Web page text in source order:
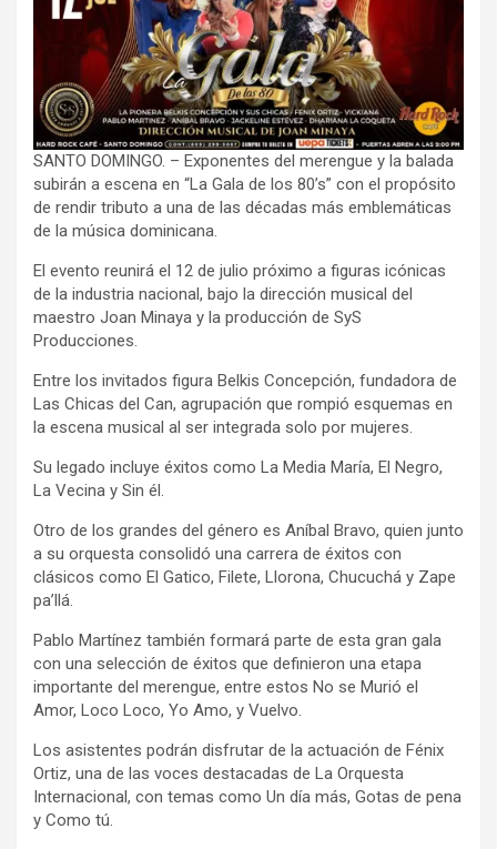
SANTO DOMINGO. – Exponentes del merengue y la balada
subirán a escena en “La Gala de los 80’s” con el propósito
de rendir tributo a una de las décadas más emblemáticas
de la música dominicana.
El evento reunirá el 12 de julio próximo a figuras icónicas
de la industria nacional, bajo la dirección musical del
maestro Joan Minaya y la producción de SyS
Producciones.
Entre los invitados figura Belkis Concepción, fundadora de
Las Chicas del Can, agrupación que rompió esquemas en
la escena musical al ser integrada solo por mujeres.
Su legado incluye éxitos como La Media María, El Negro,
La Vecina y Sin él.
Otro de los grandes del género es Aníbal Bravo, quien junto
a su orquesta consolidó una carrera de éxitos con
clásicos como El Gatico, Filete, Llorona, Chucuchá y Zape
pa’llá.
Pablo Martínez también formará parte de esta gran gala
con una selección de éxitos que definieron una etapa
importante del merengue, entre estos No se Murió el
Amor, Loco Loco, Yo Amo, y Vuelvo.
Los asistentes podrán disfrutar de la actuación de Fénix
Ortiz, una de las voces destacadas de La Orquesta
Internacional, con temas como Un día más, Gotas de pena
y Como tú.